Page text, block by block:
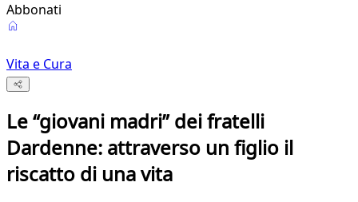
Abbonati
Vita e Cura
Le “giovani madri” dei fratelli
Dardenne: attraverso un figlio il
riscatto di una vita